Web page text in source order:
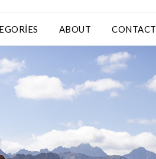
ABOUT CONTACT